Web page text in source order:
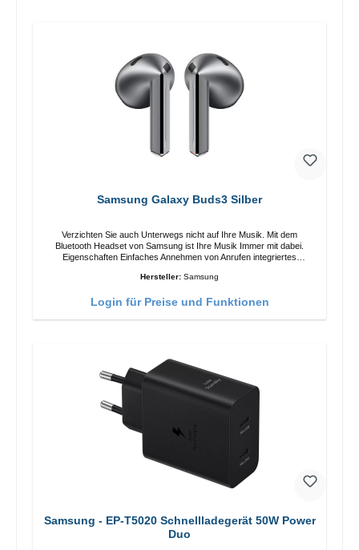
Samsung Galaxy Buds3 Silber
Verzichten Sie auch Unterwegs nicht auf Ihre Musik. Mit dem
Bluetooth Headset von Samsung ist Ihre Musik Immer mit dabei.
Eigenschaften Einfaches Annehmen von Anrufen integriertes
Technische Daten: Bluetooth: 5.4 Reichweite: 10m Ladezeit: 2h
Lieferumfang Galaxy Buds3 Kabel: USB zu USB-C 2x earGels
Hersteller: Samsung
Login für Preise und Funktionen
Samsung - EP-T5020 Schnellladegerät 50W Power
Duo